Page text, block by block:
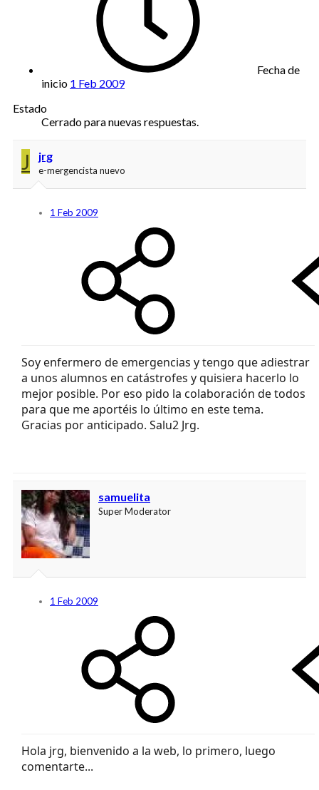
Fecha de
inicio 1 Feb 2009
Estado
Cerrado para nuevas respuestas.
J jrg
e-mergencista nuevo
1 Feb 2009
Soy enfermero de emergencias y tengo que adiestrar
a unos alumnos en catástrofes y quisiera hacerlo lo
mejor posible. Por eso pido la colaboración de todos
para que me aportéis lo último en este tema.
Gracias por anticipado. Salu2 Jrg.
samuelita
Super Moderator
1 Feb 2009
Hola jrg, bienvenido a la web, lo primero, luego
comentarte...